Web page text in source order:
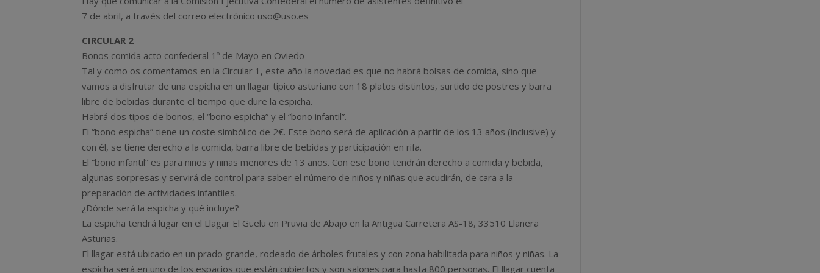
7 de abril, a través del correo electrónico uso@uso.es
CIRCULAR 2
Bonos comida acto confederal 1º de Mayo en Oviedo
Tal y como os comentamos en la Circular 1, este año la novedad es que no habrá bolsas de comida, sino que
vamos a disfrutar de una espicha en un llagar típico asturiano con 18 platos distintos, surtido de postres y barra
libre de bebidas durante el tiempo que dure la espicha.
Habrá dos tipos de bonos, el “bono espicha” y el “bono infantil”.
El “bono espicha” tiene un coste simbólico de 2€. Este bono será de aplicación a partir de los 13 años (inclusive) y
con él, se tiene derecho a la comida, barra libre de bebidas y participación en rifa.
El “bono infantil” es para niños y niñas menores de 13 años. Con ese bono tendrán derecho a comida y bebida,
algunas sorpresas y servirá de control para saber el número de niños y niñas que acudirán, de cara a la
preparación de actividades infantiles.
¿Dónde será la espicha y qué incluye?
La espicha tendrá lugar en el Llagar El Güelu en Pruvia de Abajo en la Antigua Carretera AS-18, 33510 Llanera
Asturias.
El llagar está ubicado en un prado grande, rodeado de árboles frutales y con zona habilitada para niños y niñas. La
espicha será en uno de los espacios que están cubiertos y son salones para hasta 800 personas. El llagar cuenta